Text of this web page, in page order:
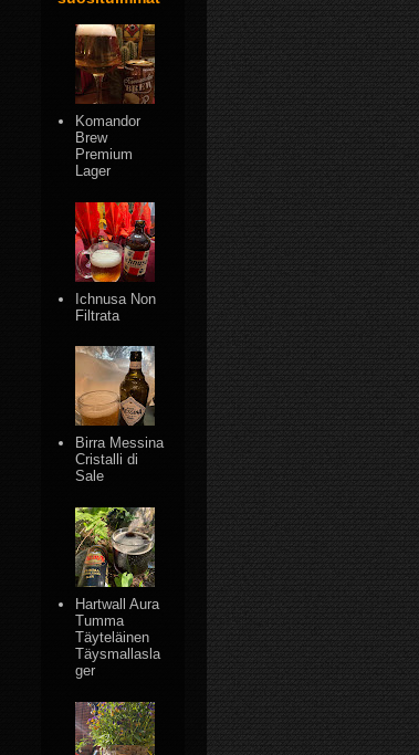
Komandor
Brew
Premium
Lager
Ichnusa Non
Filtrata
Birra Messina
Cristalli di
Sale
Hartwall Aura
Tumma
Täyteläinen
Täysmallasla
ger